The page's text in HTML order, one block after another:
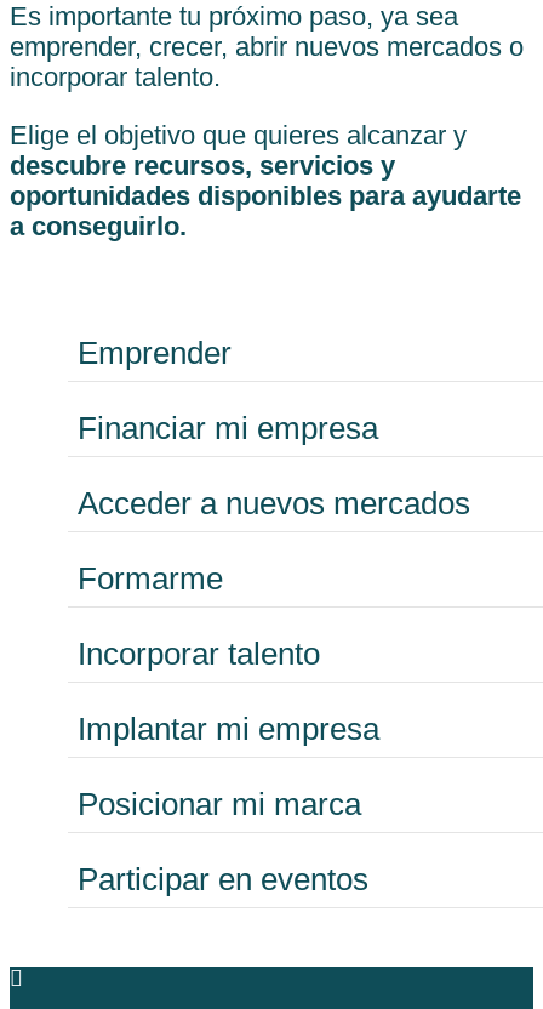
Es importante tu próximo paso, ya sea
emprender, crecer, abrir nuevos mercados o
incorporar talento.
Elige el objetivo que quieres alcanzar y
descubre recursos, servicios y
oportunidades disponibles para ayudarte
a conseguirlo.
Emprender
Financiar mi empresa
Acceder a nuevos mercados
Formarme
Incorporar talento
Implantar mi empresa
Posicionar mi marca
Participar en eventos